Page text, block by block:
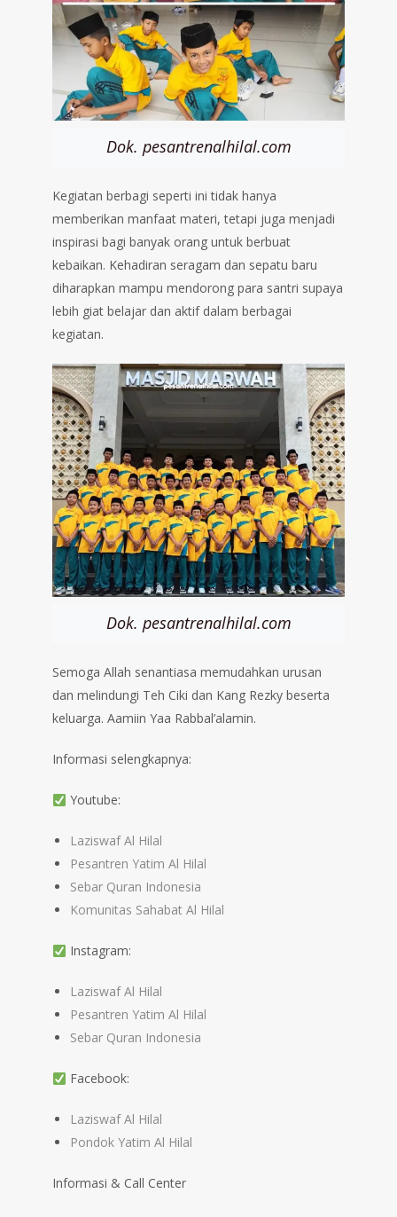
Dok. pesantrenalhilal.com
Kegiatan berbagi seperti ini tidak hanya
memberikan manfaat materi, tetapi juga menjadi
inspirasi bagi banyak orang untuk berbuat
kebaikan. Kehadiran seragam dan sepatu baru
diharapkan mampu mendorong para santri supaya
lebih giat belajar dan aktif dalam berbagai
kegiatan.
Dok. pesantrenalhilal.com
Semoga Allah senantiasa memudahkan urusan
dan melindungi Teh Ciki dan Kang Rezky beserta
keluarga. Aamiin Yaa Rabbal’alamin.
Informasi selengkapnya:
Youtube:
Laziswaf Al Hilal
Pesantren Yatim Al Hilal
Sebar Quran Indonesia
Komunitas Sahabat Al Hilal
Instagram:
Laziswaf Al Hilal
Pesantren Yatim Al Hilal
Sebar Quran Indonesia
Facebook:
Laziswaf Al Hilal
Pondok Yatim Al Hilal
Informasi & Call Center